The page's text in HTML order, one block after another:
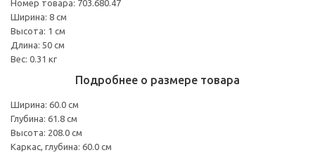
Номер товара: 703.680.47
Ширина: 8 см
Высота: 1 см
Длина: 50 см
Вес: 0.31 кг
Подробнее о размере товара
Ширина: 60.0 см
Глубина: 61.8 см
Высота: 208.0 см
Каркас, глубина: 60.0 см